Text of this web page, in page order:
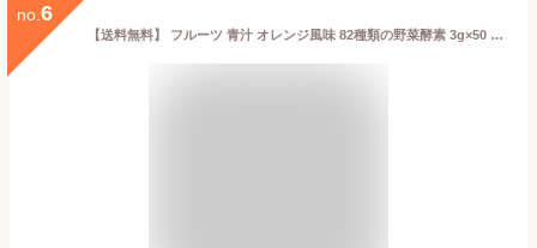
no. 6
【送料無料】 フルーツ 青汁 オレンジ風味 82種類の野菜酵素 3g×50 スティック 植物性乳酸菌入り あおじる 乳酸菌青汁 酵素青汁 酵素 乳酸菌 野菜酵素 やさい酵素 酵素ドリンク 美容ドリンク 健康飲料乳酸菌 健康ドリンク